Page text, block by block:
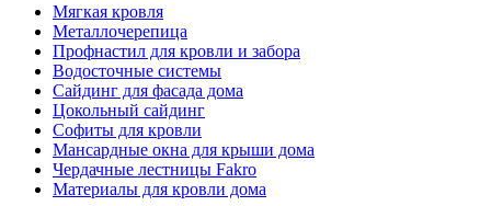
Мягкая кровля
Металлочерепица
Профнастил для кровли и забора
Водосточные системы
Сайдинг для фасада дома
Цокольный сайдинг
Софиты для кровли
Мансардные окна для крыши дома
Чердачные лестницы Fakro
Материалы для кровли дома